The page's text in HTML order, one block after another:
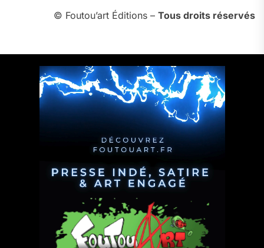
© Foutou’art Éditions – Tous droits réservés